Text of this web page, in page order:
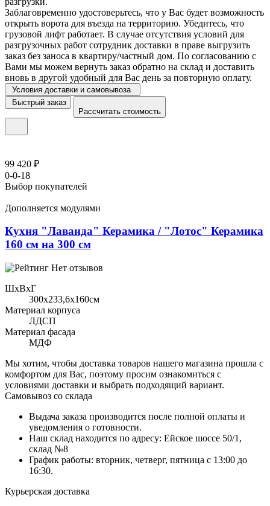
Заблаговременно удостоверьтесь, что у Вас будет возможность
открыть ворота для въезда на территорию. Убедитесь, что
грузовой лифт работает. В случае отсутствия условий для
разгрузочных работ сотрудник доставки в праве выгрузить
заказ без заноса в квартиру/частный дом. По согласованию с
Вами мы можем вернуть заказ обратно на склад и доставить
вновь в другой удобный для Вас день за повторную оплату.
Условия доставки и самовывоза
Быстрый заказ
Рассчитать стоимость
99 420 ₽
0-0-18
Выбор покупателей
Дополняется модулями
Кухня "Лаванда" Керамика / "Лотос" Керамика
160 см на 300 см
Нет отзывов
ШхВхГ
300x233,6х160см
Материал корпуса
ЛДСП
Материал фасада
МДФ
Мы хотим, чтобы доставка товаров нашего магазина прошла с
комфортом для Вас, поэтому просим ознакомиться с
условиями доставки и выбрать подходящий вариант.
Самовывоз со склада
Выдача заказа производится после полной оплаты и
уведомления о готовности.
Наш склад находится по адресу: Ейское шоссе 50/1,
склад №8
График работы: вторник, четверг, пятница с 13:00 до
16:30.
Курьерская доставка